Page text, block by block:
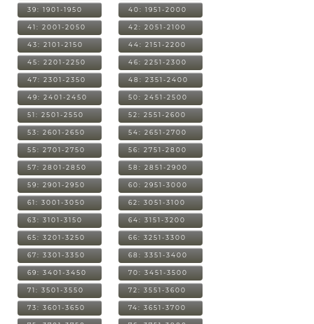
39: 1901-1950 40: 1951-2000
41: 2001-2050 42: 2051-2100
43: 2101-2150 44: 2151-2200
45: 2201-2250 46: 2251-2300
47: 2301-2350 48: 2351-2400
49: 2401-2450 50: 2451-2500
51: 2501-2550 52: 2551-2600
53: 2601-2650 54: 2651-2700
55: 2701-2750 56: 2751-2800
57: 2801-2850 58: 2851-2900
59: 2901-2950 60: 2951-3000
61: 3001-3050 62: 3051-3100
63: 3101-3150 64: 3151-3200
65: 3201-3250 66: 3251-3300
67: 3301-3350 68: 3351-3400
69: 3401-3450 70: 3451-3500
71: 3501-3550 72: 3551-3600
73: 3601-3650 74: 3651-3700